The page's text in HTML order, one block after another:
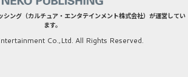
シング（カルチュア・エンタテインメント株式会社）が運営してい
ます。
Co.,Ltd. All Rights Reserved.